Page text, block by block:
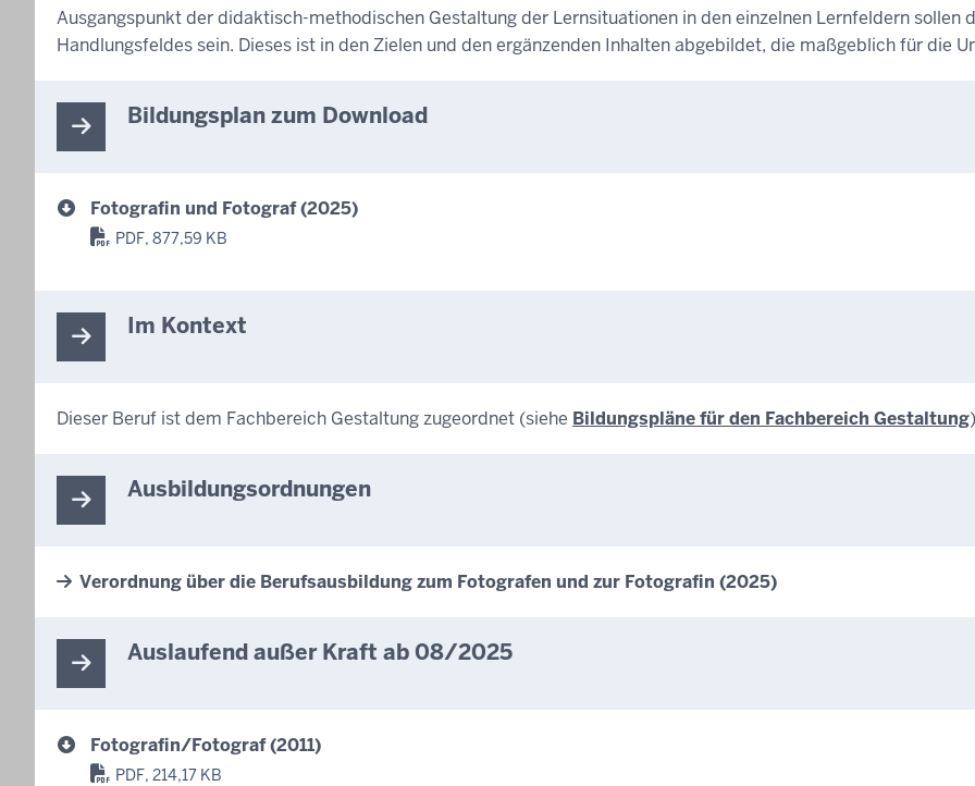
Ausgangspunkt der didaktisch-methodischen Gestaltung der Lernsituationen in den einzelnen Lernfeldern sollen
Handlungsfeldes sein. Dieses ist in den Zielen und den ergänzenden Inhalten abgebildet, die maßgeblich für die
Bildungsplan zum Download
Fotografin und Fotograf (2025)
PDF, 877,59 KB
Im Kontext
Dieser Beruf ist dem Fachbereich Gestaltung zugeordnet (siehe Bildungspläne für den Fachbereich Gestaltung
Ausbildungsordnungen
Verordnung über die Berufsausbildung zum Fotografen und zur Fotografin (2025)
Auslaufend außer Kraft ab 08/2025
Fotografin/Fotograf (2011)
PDF, 214,17 KB